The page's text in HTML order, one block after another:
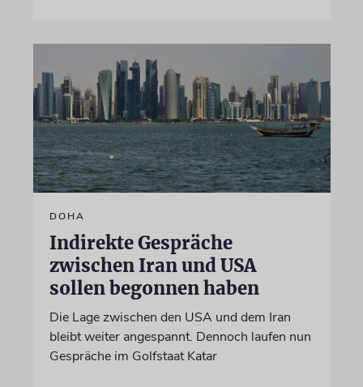
DOHA
Indirekte Gespräche
zwischen Iran und USA
sollen begonnen haben
Die Lage zwischen den USA und dem Iran
bleibt weiter angespannt. Dennoch laufen nun
Gespräche im Golfstaat Katar